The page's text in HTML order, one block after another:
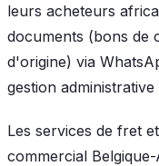
leurs acheteurs
documents (bons de
d'origine) via
gestion
Les services de fret
commercial